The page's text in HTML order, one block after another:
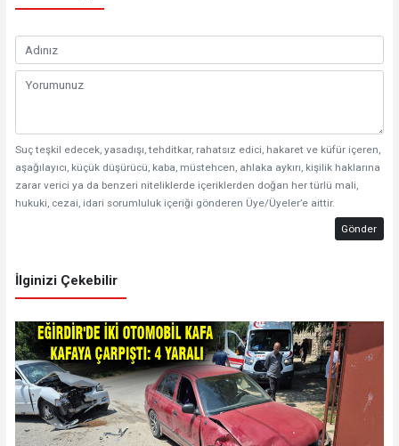
Suç teşkil edecek, yasadışı, tehditkar, rahatsız edici, hakaret ve küfür içeren,
aşağılayıcı, küçük düşürücü, kaba, müstehcen, ahlaka aykırı, kişilik haklarına
zarar verici ya da benzeri niteliklerde içeriklerden doğan her türlü mali,
hukuki, cezai, idari sorumluluk içeriği gönderen Üye/Üyeler’e aittir.
Gönder
İlginizi Çekebilir